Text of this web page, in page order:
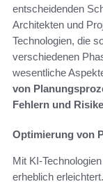
entscheidenden
Architekten und
Technologien, die
verschiedenen
wesentliche
von
Fehlern und
Optimierung von
Mit KI-
erheblich